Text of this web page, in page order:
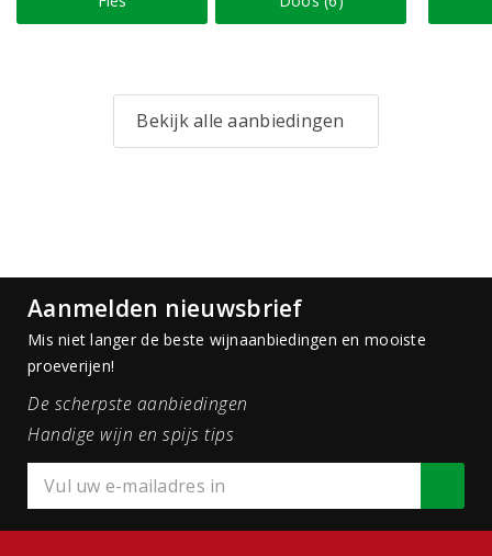
Bekijk alle aanbiedingen
Aanmelden nieuwsbrief
Mis niet langer de beste wijnaanbiedingen en mooiste
proeverijen!
De scherpste aanbiedingen
Handige wijn en spijs tips